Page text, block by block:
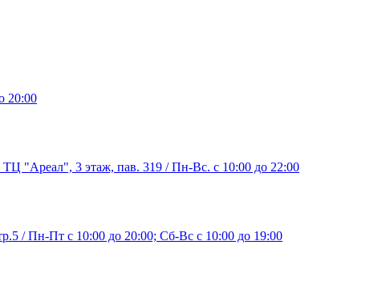
20:00
ТЦ "Ареал", 3 этаж, пав. 319 / Пн-Вс. с 10:00 до 22:00
/ Пн-Пт с 10:00 до 20:00; Сб-Вс с 10:00 до 19:00